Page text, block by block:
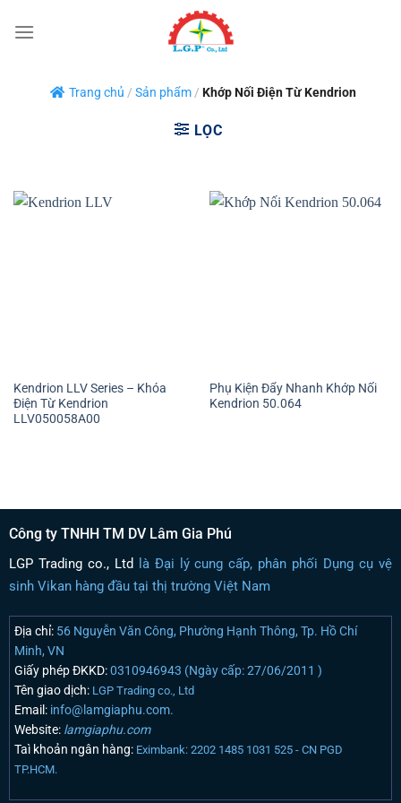
qua
Trang chủ / Sản phẩm / Khớp Nối Điện Từ Kendrion
LỌC
Kendrion LLV Series – Khóa
Điện Từ Kendrion
LLV050058A00
Phụ Kiện Đẩy Nhanh Khớp Nối
Kendrion 50.064
Công ty TNHH TM DV Lâm Gia Phú
LGP Trading co., Ltd là Đại lý cung cấp, phân phối Dụng cụ vệ
sinh Vikan hàng đầu tại thị trường Việt Nam
Địa chỉ:56 Nguyễn Văn Công, Phường Hạnh Thông, Tp. Hồ Chí
Minh, VN
Giấy phép ĐKKD:0310946943 (Ngày cấp: 27/06/2011 )
Tên giao dịch: LGP Trading co., Ltd
Email:info@lamgiaphu.com.
Website:lamgiaphu.com
Taì khoản ngân hàng: Eximbank: 2202 1485 1031 525 - CN PGD
TP.HCM.